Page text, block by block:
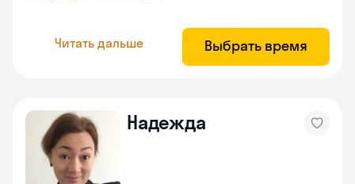
Читать дальше Выбрать время
Надежда